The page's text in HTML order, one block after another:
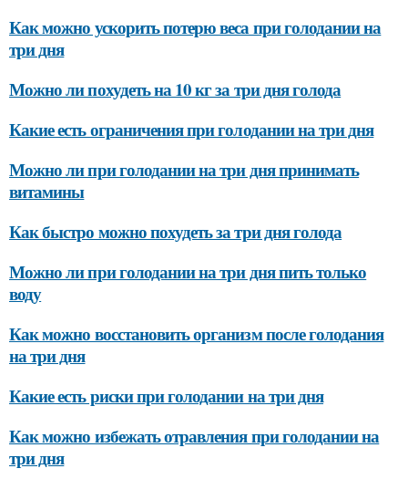
Как можно ускорить потерю веса при голодании на
три дня
Можно ли похудеть на 10 кг за три дня голода
Какие есть ограничения при голодании на три дня
Можно ли при голодании на три дня принимать
витамины
Как быстро можно похудеть за три дня голода
Можно ли при голодании на три дня пить только
воду
Как можно восстановить организм после голодания
на три дня
Какие есть риски при голодании на три дня
Как можно избежать отравления при голодании на
три дня